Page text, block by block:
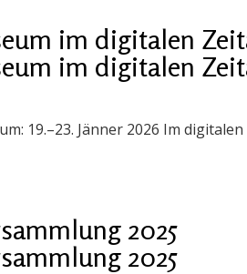
im digitalen
im digitalen
19.–23. Jänner 2026 Im
2025
2025